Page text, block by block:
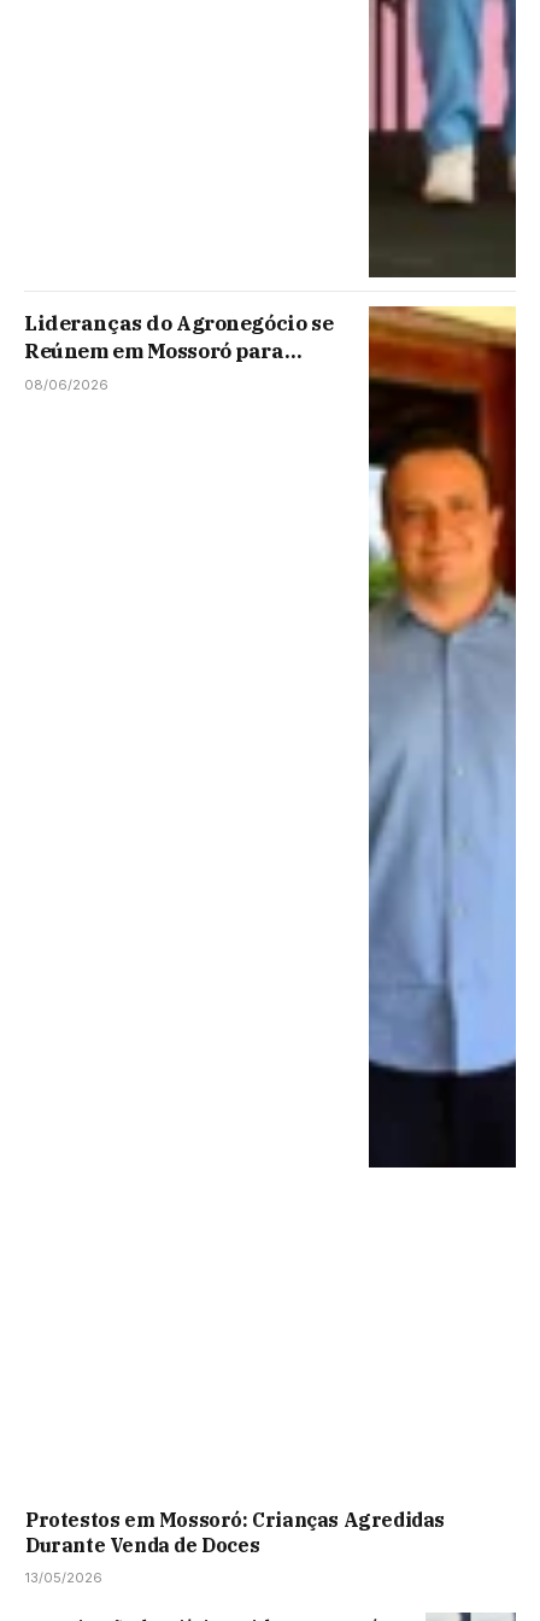
Lideranças do Agronegócio se
Reúnem em Mossoró para
Fortalecer a Fruticultura
08/06/2026
Protestos em Mossoró: Crianças Agredidas
Durante Venda de Doces
13/05/2026